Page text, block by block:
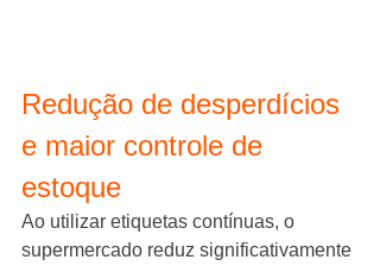
Redução de desperdícios
e maior controle de
estoque
Ao utilizar etiquetas contínuas, o
supermercado reduz significativamente